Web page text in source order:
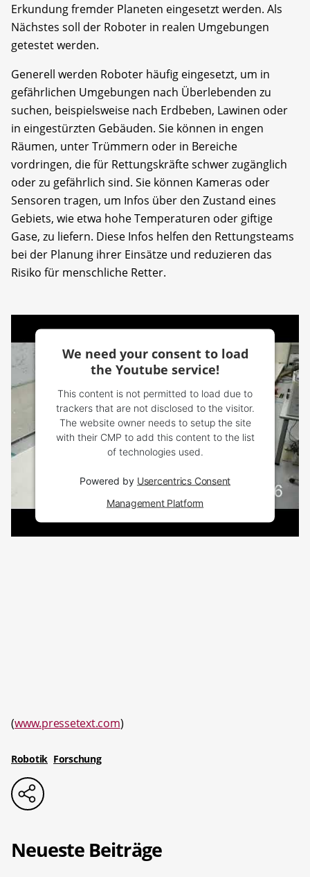
Erkundung fremder Planeten eingesetzt werden. Als
Nächstes soll der Roboter in realen Umgebungen
getestet werden.
Generell werden Roboter häufig eingesetzt, um in
gefährlichen Umgebungen nach Überlebenden zu
suchen, beispielsweise nach Erdbeben, Lawinen oder
in eingestürzten Gebäuden. Sie können in engen
Räumen, unter Trümmern oder in Bereiche
vordringen, die für Rettungskräfte schwer zugänglich
oder zu gefährlich sind. Sie können Kameras oder
Sensoren tragen, um Infos über den Zustand eines
Gebiets, wie etwa hohe Temperaturen oder giftige
Gase, zu liefern. Diese Infos helfen den Rettungsteams
bei der Planung ihrer Einsätze und reduzieren das
Risiko für menschliche Retter.
We need your consent to load
the Youtube service!
This content is not permitted to load due to
trackers that are not disclosed to the visitor.
The website owner needs to setup the site
with their CMP to add this content to the list
of technologies used.
Powered by Usercentrics Consent
Management Platform
(www.pressetext.com)
Robotik Forschung
Neueste Beiträge